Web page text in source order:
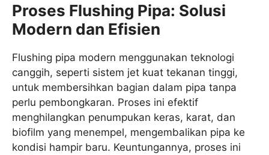
Proses Flushing Pipa: Solusi
Modern dan Efisien
Flushing pipa modern menggunakan teknologi
canggih, seperti sistem jet kuat tekanan tinggi,
untuk membersihkan bagian dalam pipa tanpa
perlu pembongkaran. Proses ini efektif
menghilangkan penumpukan keras, karat, dan
biofilm yang menempel, mengembalikan pipa ke
kondisi hampir baru. Keuntungannya, proses ini